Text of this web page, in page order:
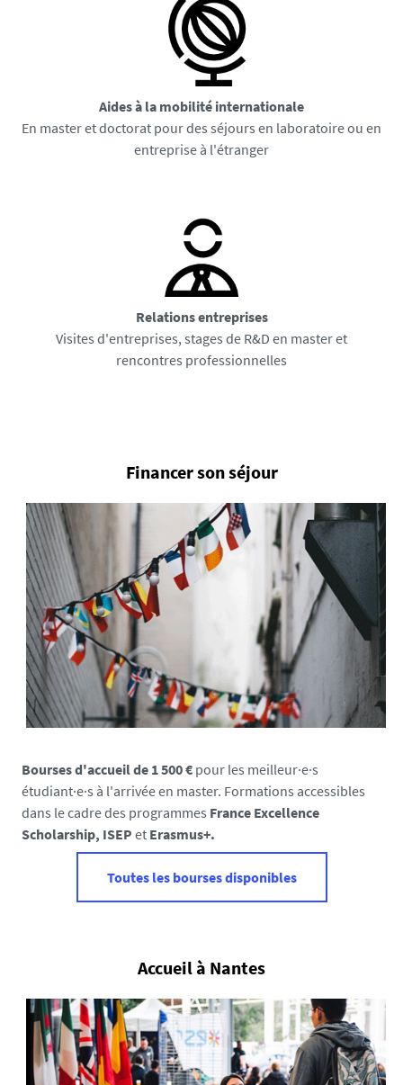
Aides à la mobilité internationale
En master et doctorat pour des séjours en laboratoire ou en
entreprise à l'étranger
Relations entreprises
Visites d'entreprises, stages de R&D en master et
rencontres professionnelles
Financer son séjour
Bourses d'accueil de 1 500 € pour les meilleur·e·s
étudiant·e·s à l'arrivée en master. Formations accessibles
dans le cadre des programmes France Excellence
Scholarship, ISEP et Erasmus+.
Toutes les bourses disponibles
Accueil à Nantes